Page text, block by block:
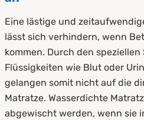
Eine lästige und
lässt sich verhindern, wenn
kommen. Durch den
Flüssigkeiten wie Blut oder
gelangen somit nicht auf die
Matratze. Wasserdichte
abgewischt werden, wenn sie